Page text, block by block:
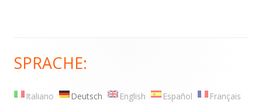
Haupt-
Seitenleiste
SPRACHE:
Italiano Deutsch English Español
Français